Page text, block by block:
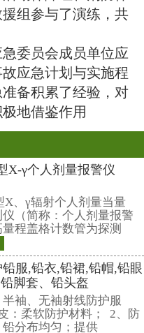
置该厂卸料期
开展的第一次
“厂房应急”。
从上午8：30
备、启动应急
测和评估、终
，事故应急指
价组、后勤保
七个救援组参
核应急委员
证了事故应